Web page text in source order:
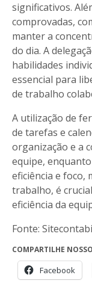
significativos.
comprovadas,
manter a
do dia. A
habilidades
essencial para
de trabalho
A utilização de
de tarefas e
organização e a
equipe,
eficiência e foco,
trabalho, é
eficiência da
Fonte:
COMPARTILHE
Facebook